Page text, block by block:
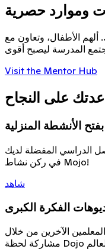
وموارد حصرية
الأطفال، وتعاون مع
Visit the Mentor Hub
على النجاح
الأنشطة المنزلية
الدراسي المفضلة لديك
في ركن نشاط Mojo!
شاهد
الفكرة الكبرى
الآخرين من خلال